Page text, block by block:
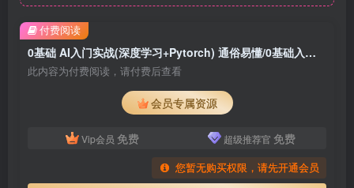
0基础 AI入门实战(深度学习+Pytorch) 通俗易懂/0基础入门/案例实战/跨专业提升
此内容为付费阅读，请付费后查看
会员专属资源
Vip会员 免费 超级推荐官 免费
您暂无购买权限，请先开通会员
付费阅读